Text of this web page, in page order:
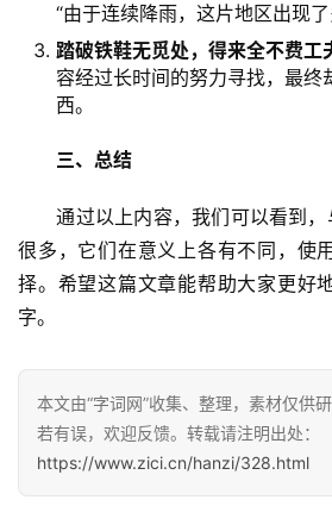
“由于连续降雨，这片地区出现
踏破铁鞋无觅处，得来全不费工
容经过长时间的努力寻找，最终
西。
三、总结
通过以上内容，我们可以看到，
很多，它们在意义上各有不同，使
择。希望这篇文章能帮助大家更好
字。
本文由“字词网”收集、整理，素材仅供
若有误，欢迎反馈。转载请注明出处：
https://www.zici.cn/hanzi/328.html